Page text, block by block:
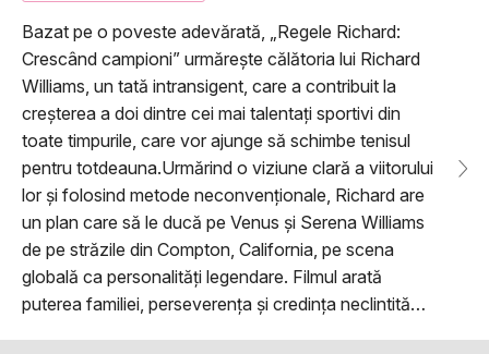
Bazat pe o poveste adevărată, „Regele Richard:
Crescând campioni” urmărește călătoria lui Richard
Williams, un tată intransigent, care a contribuit la
creșterea a doi dintre cei mai talentați sportivi din
toate timpurile, care vor ajunge să schimbe tenisul
pentru totdeauna.Urmărind o viziune clară a viitorului
lor și folosind metode neconvenționale, Richard are
un plan care să le ducă pe Venus și Serena Williams
de pe străzile din Compton, California, pe scena
globală ca personalități legendare. Filmul arată
puterea familiei, perseverența și credința neclintită…